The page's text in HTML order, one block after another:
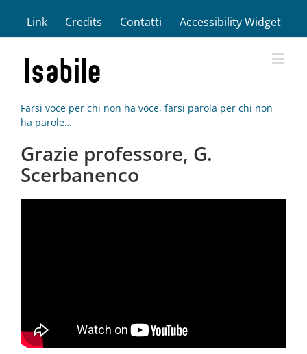
contenuto
Link Credits Contatti Accessibility Widget
Farsi voce per chi non ha voce, farsi parola per chi non
ha parole…
Grazie professore, G.
Scerbanenco